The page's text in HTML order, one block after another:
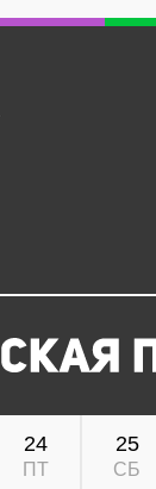
24
ПТ
25
СБ